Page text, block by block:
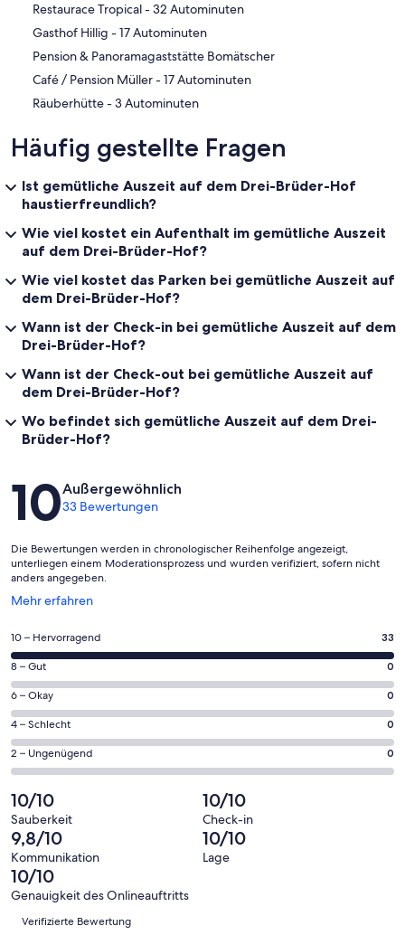
‪Restaurace Tropical - ‬32 Autominuten
‪Gasthof Hillig - ‬17 Autominuten
Pension & Panoramagaststätte Bomätscher
‪Café / Pension Müller - ‬17 Autominuten
‪Räuberhütte - ‬3 Autominuten
Häufig gestellte Fragen
Ist gemütliche Auszeit auf dem Drei-Brüder-Hof
haustierfreundlich?
Wie viel kostet ein Aufenthalt im gemütliche Auszeit
auf dem Drei-Brüder-Hof?
Wie viel kostet das Parken bei gemütliche Auszeit auf
dem Drei-Brüder-Hof?
Wann ist der Check-in bei gemütliche Auszeit auf dem
Drei-Brüder-Hof?
Wann ist der Check-out bei gemütliche Auszeit auf
dem Drei-Brüder-Hof?
Wo befindet sich gemütliche Auszeit auf dem Drei-
Brüder-Hof?
Bewertungen
10Außergewöhnlich
33 Bewertungen
Die Bewertungen werden in chronologischer Reihenfolge angezeigt,
unterliegen einem Moderationsprozess und wurden verifiziert, sofern nicht
anders angegeben.
Mehr erfahren
Wird
einem
neuen
Fenster
geöffnet
33
von
insgesamt
33
Gästebewertungen
haben
eine
Bewertung
von
10
-
Hervorragend
10 – Hervorragend 33
0
von
insgesamt
33
Gästebewertungen
haben
Bewertung
von
8
-
Gut
8 – Gut 0
0
von
insgesamt
33
Gästebewertungen
haben
eine
Bewertung
von
6
-
Okay
6 – Okay 0
0
von
insgesamt
Gästebewertungen
haben
eine
Bewertung
von
4
4 – Schlecht 0
0
von
insgesamt
33
Gästebewertungen
haben
eine
Bewertung
2 – Ungenügend 0
10/10
Sauberkeit
10/10
Check-in
9,8/10
Kommunikation
10/10
Lage
10/10
Genauigkeit des Onlineauftritts
Bewertungen
Verifizierte Bewertung